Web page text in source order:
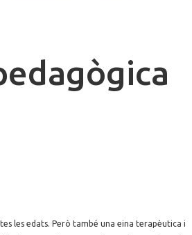
les edats. Però també una eina terapèutica i